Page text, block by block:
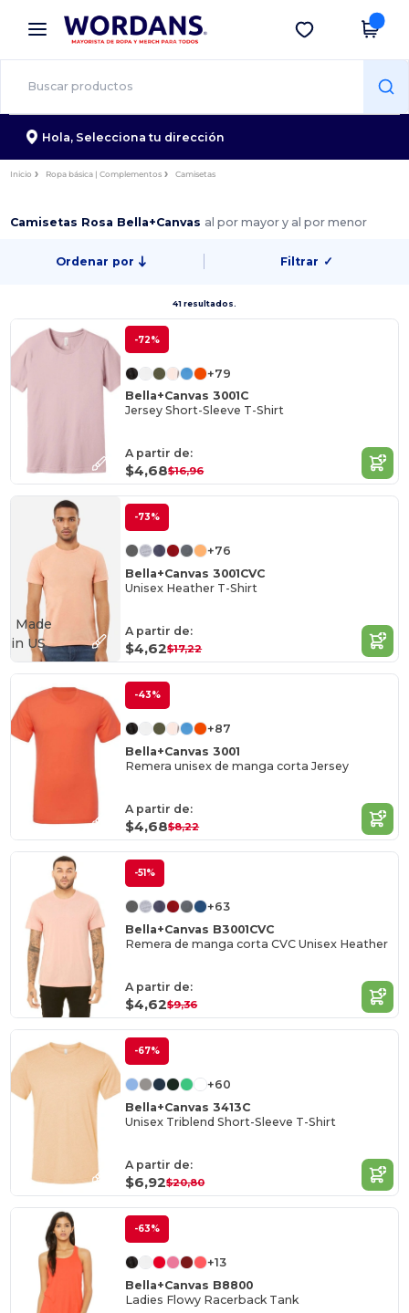
× App de Wordans
¡Mejores precios en app!
Descargar app
Hola, Selecciona tu dirección
Inicio Ropa básica | Complementos Camisetas
Camisetas Rosa Bella+Canvas al por mayor y al por menor
Ordenar por Filtrar ✓
41 resultados.
-72%
+79
Bella+Canvas 3001C
Jersey Short-Sleeve T-Shirt
A partir de:
$4,68$16,96
-73%
+76
Bella+Canvas 3001CVC
Unisex Heather T-Shirt
A partir de:
$4,62$17,22
Made
in US
-43%
+87
Bella+Canvas 3001
Remera unisex de manga corta Jersey
A partir de:
$4,68$8,22
-51%
+63
Bella+Canvas B3001CVC
Remera de manga corta CVC Unisex Heather
A partir de:
$4,62$9,36
-67%
+60
Bella+Canvas 3413C
Unisex Triblend Short-Sleeve T-Shirt
A partir de:
$6,92$20,80
-63%
+13
Bella+Canvas B8800
Ladies Flowy Racerback Tank